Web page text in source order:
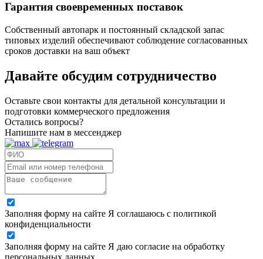
Гарантия своевременных поставок
Собственный автопарк и постоянный складской запас
типовых изделий обеспечивают соблюдение согласованных
сроков доставки на ваш объект
Давайте обсудим сотрудничество
Оставьте свои контакты для детальной консультации и
подготовки коммерческого предложения
Остались вопросы?
Напишите нам в мессенджер
Заполняя форму на сайте Я соглашаюсь с политикой
конфиденциальности
Заполняя форму на сайте Я даю согласие на обработку
персональных данных.